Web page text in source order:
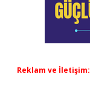
Reklam ve İletişim: